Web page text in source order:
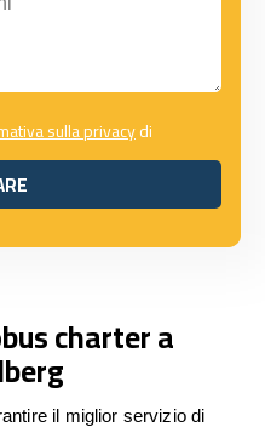
sulla privacydi
charter a
il miglior servizio di